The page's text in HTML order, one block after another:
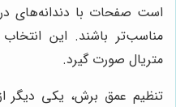
است صفحات با دندانه‌های
مناسب‌تر باشند. این
متریال صورت گیرد.
تنظیم عمق برش، یکی دیگر